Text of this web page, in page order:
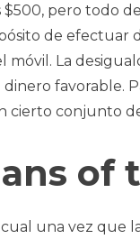
pero todo
de efectuar
móvil. La
favorable.
cierto conjunto
of
cual una vez que